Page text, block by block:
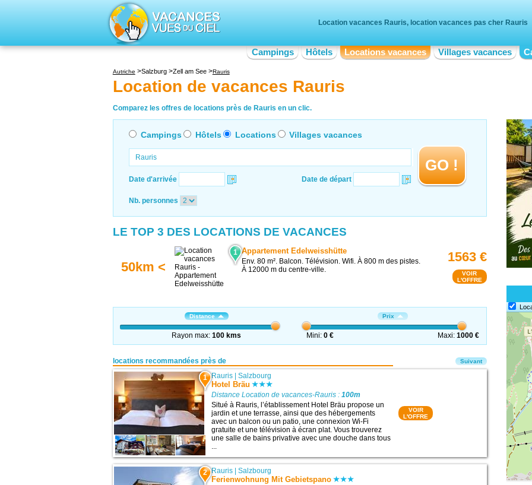
Location vacances Rauris, location vacances pas cher Rauris
Campings Hôtels Locations vacances Villages vacances
Autriche Salzburg Zell am See Rauris
Location de vacances Rauris
Comparez les offres de locations près de Rauris en un clic.
Campings Hôtels Locations Villages vacances
Date d'arrivée Date de départ
GO !
Nb. personnes
LE TOP 3 DES LOCATIONS DE VACANCES
50km <
1 Appartement Edelweisshütte
Env. 80 m². Balcon. Télévision. Wifi. À 800 m des pistes.
À 12000 m du centre-ville.
1563 €
VOIR
L'OFFRE
Distance
Rayon max:100 kms
Prix
Mini: 0 € Maxi:1000 €
locations recommandées près de
1 Rauris |Salzbourg
Hotel Bräu
Distance Location de vacances-Rauris :100m
Situé à Rauris, l’établissement Hotel Bräu propose un
jardin et une terrasse, ainsi que des hébergements
avec un balcon ou un patio, une connexion Wi-Fi
gratuite et une télévision à écran plat. Vous trouverez
une salle de bains privative avec une douche dans tous
VOIR
L'OFFRE
2 Rauris |Salzbourg
Ferienwohnung Mit Gebietspano
Suivant